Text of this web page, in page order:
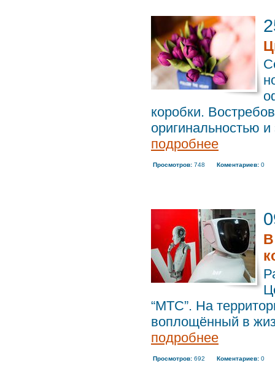
коробки.
оригинальностью
подробнее
Просмотров: 748 Коментариев: 0
“МТС”. На
воплощённый в
подробнее
Просмотров: 692 Коментариев: 0